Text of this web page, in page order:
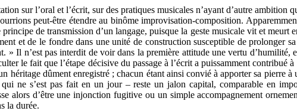
sur l’oral et l’écrit, sur des pratiques musicales n’ayant d’autre
peut-être étendre au binôme improvisation-composition.
de transmission d’un langage, puisque la geste musicale vit et meurt
et de le fondre dans une unité de construction susceptible de prolonger
» Il n’est pas interdit de voir dans la première attitude une vertu
le fait que l’étape décisive du passage à l’écrit a puissamment
héritage dûment enregistré ; chacun étant ainsi convié à apporter sa pierre
ne s’est pas fait en un jour – reste un jalon capital, comparable en
alors d’être une injonction fugitive ou un simple accompagnement
la durée.